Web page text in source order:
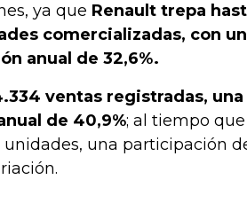
ya que Renault trepa
comercializadas, con
anual de 32,6%.
ventas registradas,
de 40,9%; al tiempo
una participación